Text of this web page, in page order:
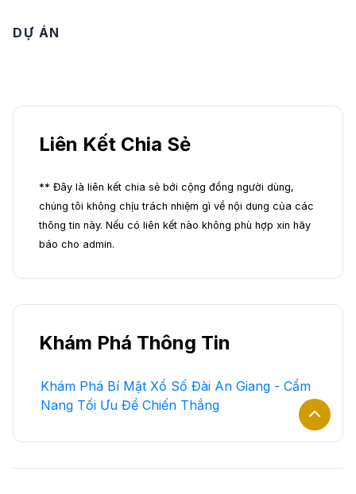
DỰ ÁN
Liên Kết Chia Sẻ
** Đây là liên kết chia sẻ bới cộng đồng người dùng,
chúng tôi không chịu trách nhiệm gì về nội dung của các
thông tin này. Nếu có liên kết nào không phù hợp xin hãy
báo cho admin.
Khám Phá Thông Tin
Khám Phá Bí Mật Xổ Số Đài An Giang - Cẩm
Nang Tối Ưu Để Chiến Thắng